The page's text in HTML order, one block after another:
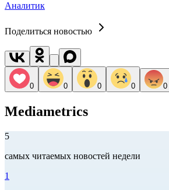
Аналитик
Поделиться новостью
0 0 0 0 0
Mediametrics
5
самых читаемых новостей недели
1